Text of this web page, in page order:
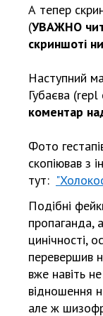
А тепер
(УВАЖНО
скриншоті
Наступний
Губаєва
коментар
Фото
скопіював з
тут: "
Подібні
пропаганда,
цинічності,
перевершив
вже навіть
відношення
але ж